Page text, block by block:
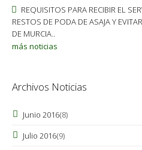
REQUISITOS PARA RECIBIR EL
RESTOS DE PODA DE ASAJA Y
DE MURCIA..
más noticias
Archivos Noticias
Junio 2016(8)
Julio 2016(9)